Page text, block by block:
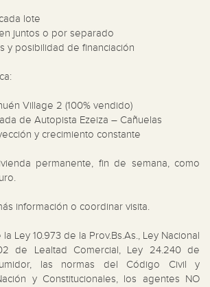
lote
juntos o por separado
y posibilidad de financiación
Village 2 (100% vendido)
de Autopista Ezeiza – Cañuelas
y crecimiento constante
permanente, fin de semana, como
información o coordinar visita.
Ley 10.973 de la Prov.Bs.As., Ley Nacional
de Lealtad Comercial, Ley 24.240 de
las normas del Código Civil y
y Constitucionales, los agentes NO